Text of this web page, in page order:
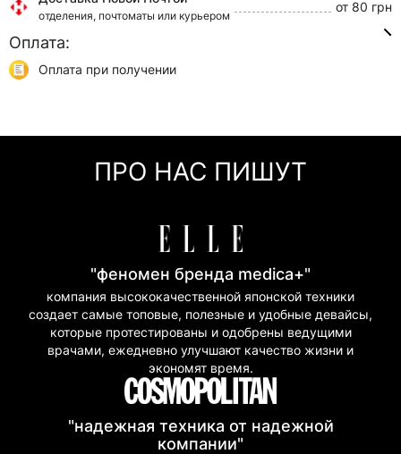
отделения, почтоматы или курьером
от 80 грн
Доставка Укр Почтой
Оплата:
Оплата при получении
Покупка частями (Моно Банк)
ПРО НАС ПИШУТ
"феномен бренда medica+"
компания высококачественной японской техники
создает самые топовые, полезные и удобные девайсы,
которые протестированы и одобрены ведущими
врачами, ежедневно улучшают качество жизни и
экономят время.
"надежная техника от надежной
компании"